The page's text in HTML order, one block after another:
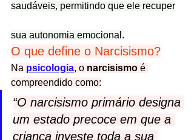
saudáveis, permitindo que ele recuper
sua autonomia emocional.
O que define o Narcisismo?
Na psicologia, o narcisismo é
compreendido como:
“O narcisismo primário designa
um estado precoce em que a
criança investe toda a sua